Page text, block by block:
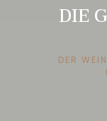
DIE
DER